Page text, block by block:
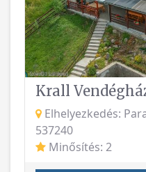
Krall
Elhelyezkedés:
537240
Minősítés: 2